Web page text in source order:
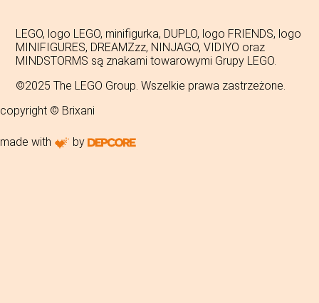
LEGO, logo LEGO, minifigurka, DUPLO, logo FRIENDS, logo
MINIFIGURES, DREAMZzz, NINJAGO, VIDIYO oraz
MINDSTORMS są znakami towarowymi Grupy LEGO.
©2025 The LEGO Group. Wszelkie prawa zastrzeżone.
copyright © Brixani
made with by